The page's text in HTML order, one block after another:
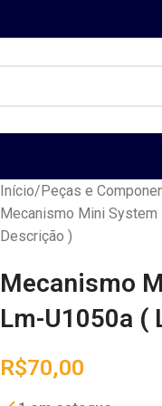
Início Peças e
Mecanismo Mini System
Descrição )
Mecanismo
Lm-U1050a (
R$70,00